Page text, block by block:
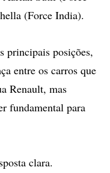
(Force India).
principais posições,
entre os carros que
Renault, mas
fundamental para
clara.